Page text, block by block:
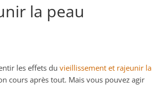
la peau
les effets du vieillissement et rajeunir la
cours après tout. Mais vous pouvez agir